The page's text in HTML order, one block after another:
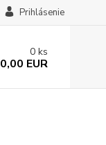
Prihlásenie
0 ks
0,00 EUR